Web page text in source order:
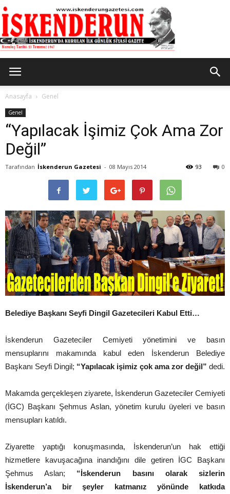
Gazetesi
Anasayfa Genel
Genel
“Yapılacak İşimiz Çok Ama Zor
Değil”
Tarafından İskenderun Gazetesi - 08 Mayıs 2014 0
93
Belediye Başkanı Seyfi Dingil Gazetecileri Kabul Etti…
İskenderun Gazeteciler Cemiyeti yönetimini ve basın
mensuplarını makamında kabul eden İskenderun Belediye
Başkanı Seyfi Dingil; “Yapılacak işimiz çok ama zor değil” dedi.
Makamda gerçekleşen ziyarete, İskenderun Gazeteciler Cemiyeti
(İGC) Başkanı Şehmus Aslan, yönetim kurulu üyeleri ve basın
mensupları katıldı.
Ziyarette yaptığı konuşmasında, İskenderun’un hak ettiği
hizmetlere kavuşacağına inandığını dile getiren İGC Başkanı
Şehmus Aslan; “İskenderun basını olarak sizlerin
İskenderun’a bir şeyler katmanız yönünde katkıda